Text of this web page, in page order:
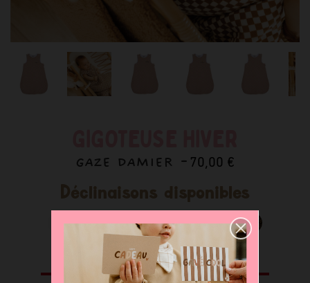
GAZE DAMIER - 70,00 €
Déclinaisons disponibles